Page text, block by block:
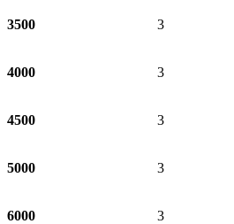
3500 3
4000 3
4500 3
5000 3
6000 3